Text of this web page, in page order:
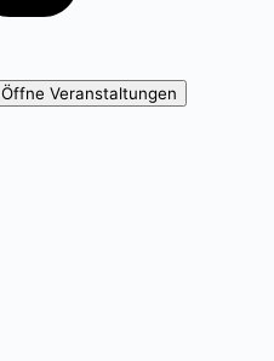
Öffne Veranstaltungen